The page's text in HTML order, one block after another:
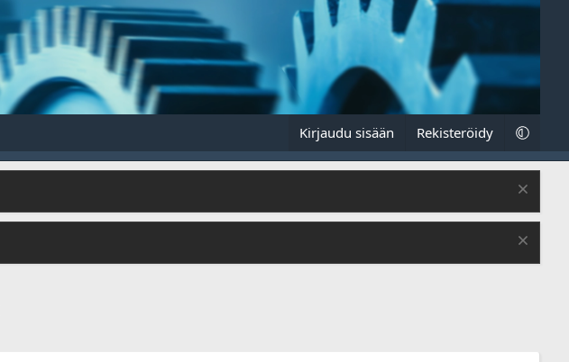
Kirjaudu sisään Rekisteröidy